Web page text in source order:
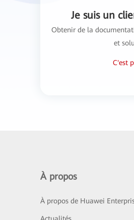
Je suis un
Obtenir de la
et
C'est
À propos
À propos de Huawei
Actualités